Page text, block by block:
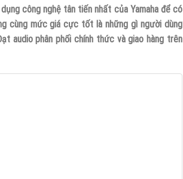
công nghệ tân tiến nhất của Yamaha để có
cùng mức giá cực tốt là những gì người dùng
audio phân phối chính thức và giao hàng trên